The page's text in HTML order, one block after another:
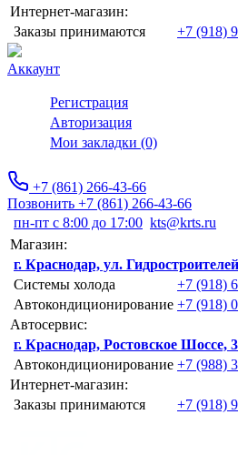
Интернет-магазин:
Заказы принимаются
+7 (918)
Аккаунт
Регистрация
Авторизация
Мои закладки (0)
+7 (861) 266-43-66
Позвонить +7 (861) 266-43-66
пн-пт с 8:00 до 17:00 kts@krts.ru
Магазин:
г. Краснодар, ул.
Системы холода
+7 (918)
Автокондиционирование +7 (918)
Автосервис:
г. Краснодар, Ростовское Шоссе,
Автокондиционирование +7 (988)
Интернет-магазин:
Заказы принимаются
+7 (918)